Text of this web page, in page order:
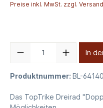
Preise inkl. MwSt. zzgl.
In
Produktnummer: BL-64140
Das TopTrike Dreirad